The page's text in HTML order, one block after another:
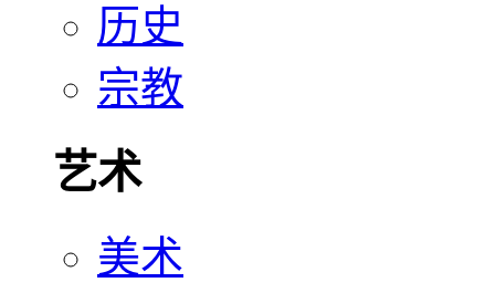
历史
宗教
艺术
美术